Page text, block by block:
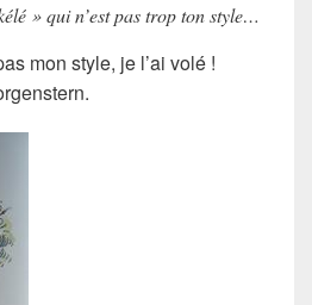
» qui n’est pas trop ton style…
mon style, je l’ai volé !
.